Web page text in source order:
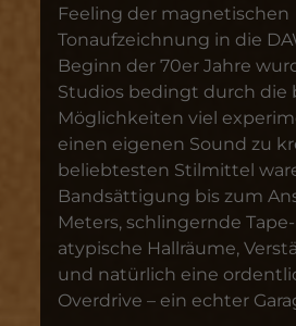
Feeling der magnetischen
Tonaufzeichnung in die
Beginn der 70er Jahre
Studios bedingt durch die
Möglichkeiten viel
einen eigenen Sound zu
beliebtesten Stilmittel
Bandsättigung bis zum
Meters, schlingernde
atypische Hallräume,
und natürlich eine
Overdrive – ein echter